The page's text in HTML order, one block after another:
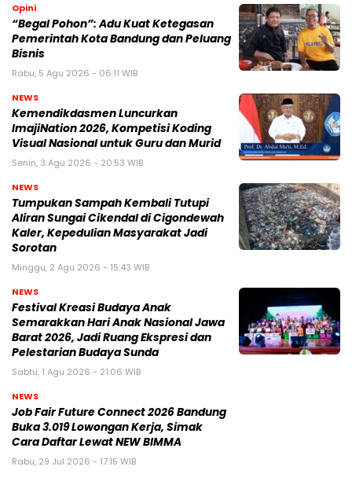
Opini
“Begal Pohon”: Adu Kuat Ketegasan
Pemerintah Kota Bandung dan Peluang
Bisnis
Rabu, 5 Agu 2026 - 06:11 WIB
NEWS
Kemendikdasmen Luncurkan
ImajiNation 2026, Kompetisi Koding
Visual Nasional untuk Guru dan Murid
Senin, 3 Agu 2026 - 20:53 WIB
NEWS
Tumpukan Sampah Kembali Tutupi
Aliran Sungai Cikendal di Cigondewah
Kaler, Kepedulian Masyarakat Jadi
Sorotan
Minggu, 2 Agu 2026 - 15:43 WIB
NEWS
Festival Kreasi Budaya Anak
Semarakkan Hari Anak Nasional Jawa
Barat 2026, Jadi Ruang Ekspresi dan
Pelestarian Budaya Sunda
Sabtu, 1 Agu 2026 - 21:06 WIB
NEWS
Job Fair Future Connect 2026 Bandung
Buka 3.019 Lowongan Kerja, Simak
Cara Daftar Lewat NEW BIMMA
Rabu, 29 Jul 2026 - 17:15 WIB